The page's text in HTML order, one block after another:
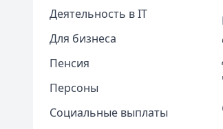
Деятельность в IT
Для бизнеса
Пенсия
Персоны
Социальные выплаты